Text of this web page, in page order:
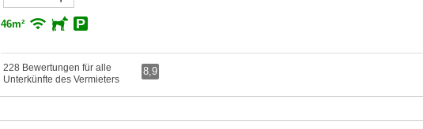
46m²
228 Bewertungen für alle
Unterkünfte des Vermieters
8,9